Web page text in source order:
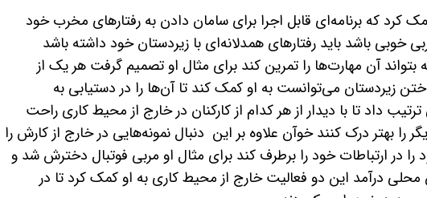
کرد که برنامه‌ای قابل اجرا برای سامان دادن به رفتارهای مخرب خود
خوبی باشد باید رفتارهای همدلانه‌ای با زیردستان خود داشته باشد
بتواند آن مهارت‌ها را تمرین کند برای مثال او تصمیم گرفت هر یک از
زیردستان می‌توانست به او کمک کند تا آن‌ها را در دستیابی به
داد تا با دیدار از هر کدام از کارکنان در خارج از محیط کاری راحت
را بهتر درک کنند خوآن علاوه بر این دنبال نمونه‌هایی در خارج از کارش را
در ارتباطات خود را برطرف کند برای مثال او مربی فوتبال دخترش شد و
درآمد این دو فعالیت خارج از محیط کاری به او کمک کرد تا در